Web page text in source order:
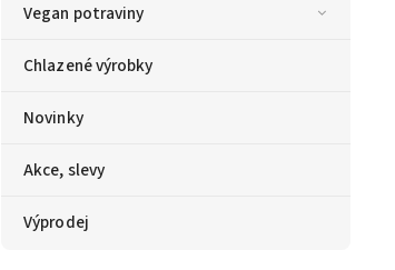
Vegan potraviny
Chlazené výrobky
Novinky
Akce, slevy
Výprodej